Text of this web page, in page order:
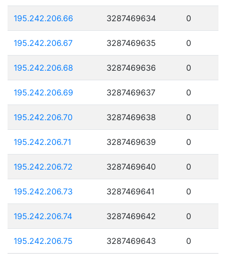
195.242.206.66 3287469634 0
195.242.206.67 3287469635 0
195.242.206.68 3287469636 0
195.242.206.69 3287469637 0
195.242.206.70 3287469638 0
195.242.206.71 3287469639 0
195.242.206.72 3287469640 0
195.242.206.73 3287469641 0
195.242.206.74 3287469642 0
195.242.206.75 3287469643 0